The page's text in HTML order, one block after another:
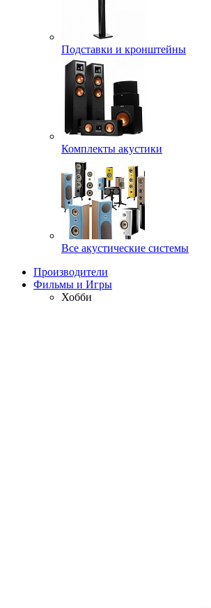
Подставки и кронштейны
Комплекты акустики
Все акустические системы
Производители
Фильмы и Игры
Хобби